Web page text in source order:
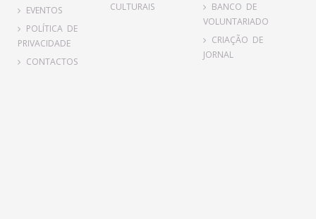
EVENTOS
POLÍTICA DE
PRIVACIDADE
CONTACTOS
CULTURAIS
BANCO DE
VOLUNTARIADO
CRIAÇÃO DE
JORNAL